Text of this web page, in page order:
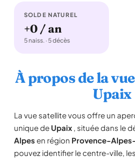
SOLDE NATUREL
+0 / an
5 naiss. · 5 décès
À propos de la
Upaix
La vue satellite vous offre un
unique de Upaix , située dans le
Alpes en région Provence-
pouvez identifier le centre-ville,